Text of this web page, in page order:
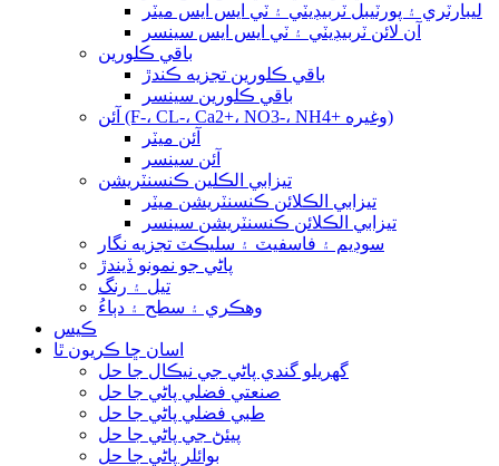
ليبارٽري ۽ پورٽيبل ٽربيڊيٽي ۽ ٽي ايس ايس ميٽر
آن لائن ٽربيڊيٽي ۽ ٽي ايس ايس سينسر
باقي ڪلورين
باقي ڪلورين تجزيه ڪندڙ
باقي ڪلورين سينسر
آئن (F-، CL-، Ca2+، NO3-، NH4+ وغيره)
آئن ميٽر
آئن سينسر
تيزابي الڪلين ڪنسنٽريشن
تيزابي الڪلائن ڪنسنٽريشن ميٽر
تيزابي الڪلائن ڪنسنٽريشن سينسر
سوڊيم ۽ فاسفيٽ ۽ سليڪٽ تجزيه نگار
پاڻي جو نمونو ڏيندڙ
تيل ۽ رنگ
وهڪري ۽ سطح ۽ دٻاءُ
ڪيس
اسان ڇا ڪريون ٿا
گهريلو گندي پاڻي جي نيڪال جا حل
صنعتي فضلي پاڻي جا حل
طبي فضلي پاڻي جا حل
پيئڻ جي پاڻي جا حل
بوائلر پاڻي جا حل